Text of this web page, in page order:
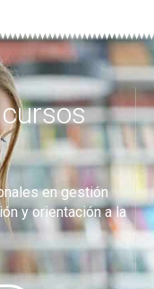
en gestión
y orientación a la